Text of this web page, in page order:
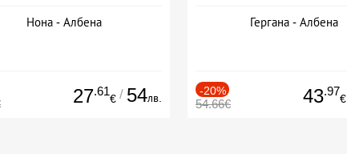
Нона - Албена
27.61
€ / 54лв.
Гергана - Албена
-20%
54.66€ 43.97
€